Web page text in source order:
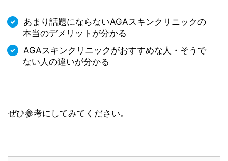
あまり話題にならないAGAスキンクリニックの
本当のデメリットが分かる
AGAスキンクリニックがおすすめな人・そうで
ない人の違いが分かる
ぜひ参考にしてみてください。